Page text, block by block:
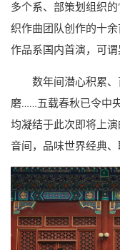
多个系、部策划组织的
织作曲团队创作的十
作品系国内首演，可谓
数年间潜心积累、
磨……五载春秋已令中
均凝结于此次即将上
音间，品味世界经典、